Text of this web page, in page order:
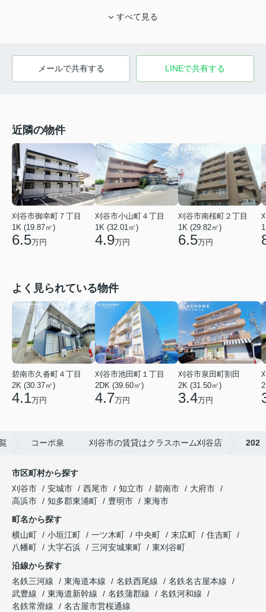
すべて見る
メールで共有する LINEで共有する
近隣の物件
刈谷市御幸町７丁目
1K (19.87㎡)
6.5万円
刈谷市小山町４丁目
1K (32.01㎡)
4.9万円
刈谷市南桜町２丁目
1K (29.82㎡)
6.5万円
よく見られている物件
碧南市久沓町４丁目
2K (30.37㎡)
4.1万円
刈谷市池田町１丁目
2DK (39.60㎡)
4.7万円
刈谷市泉田町割田
2K (31.50㎡)
3.4万円
コーポ泉 刈谷市の賃貸はクラスホーム刈谷店 202
市区町村から探す
刈谷市
安城市 西尾市 知立市 碧南市
大府市
高浜市
知多郡東浦町 豊明市
東海市
町名から探す
横山町
小垣江町 一ツ木町 中央町 末広町
住吉町
八幡町
大字石浜 三河安城東町
東刈谷町
沿線から探す
名鉄三河線
東海道本線 名鉄西尾線
名鉄名古屋本線
武豊線
東海道新幹線 名鉄蒲郡線
名鉄河和線
名鉄常滑線
名古屋市営桜通線